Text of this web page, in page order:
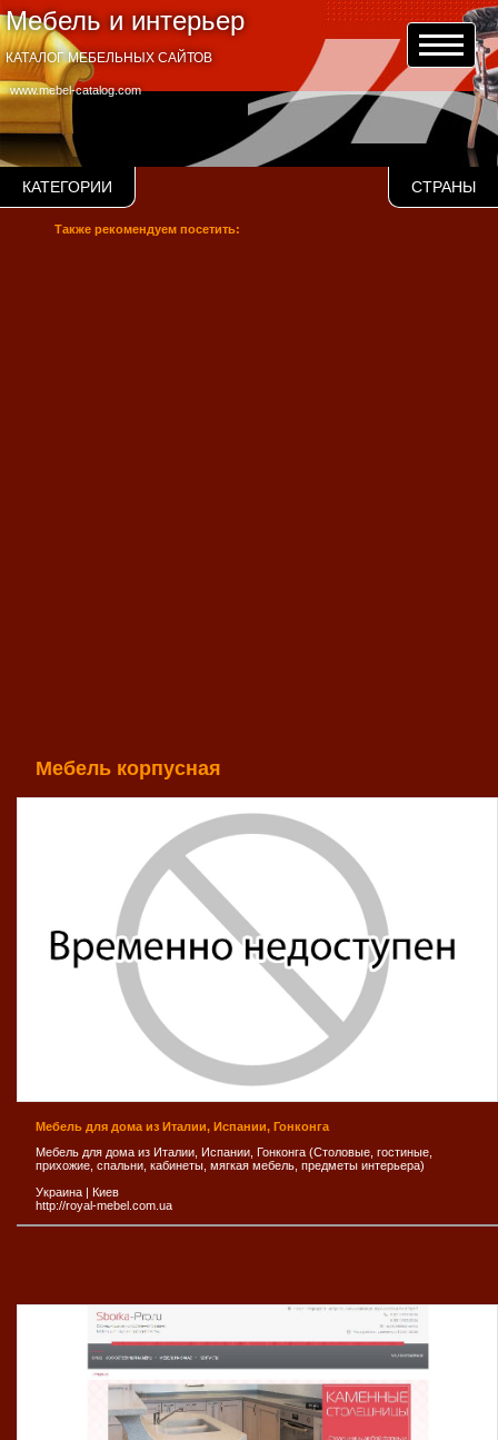
Мебель и интерьер
www.mebel-catalog.com
КАТАЛОГ МЕБЕЛЬНЫХ САЙТОВ
КАТЕГОРИИ СТРАНЫ
Также рекомендуем посетить:
Мебель корпусная
Мебель для дома из Италии, Испании, Гонконга
Мебель для дома из Италии, Испании, Гонконга (Столовые, гостиные,
прихожие, спальни, кабинеты, мягкая мебель, предметы интерьера)
Украина | Киев
http://royal-mebel.com.ua